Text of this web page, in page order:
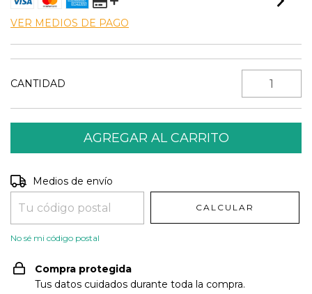
VER MEDIOS DE PAGO
CANTIDAD
Entregas para el CP:
Medios de envío
CALCULAR
No sé mi código postal
Compra protegida
Tus datos cuidados durante toda la compra.